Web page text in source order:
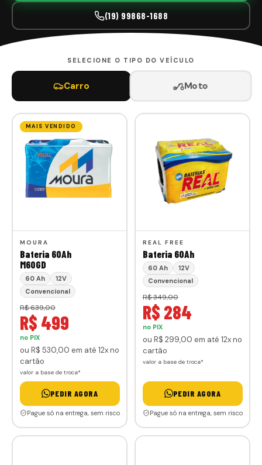
(19) 99868-1688
SELECIONE O TIPO DO VEÍCULO
Carro Moto
MAIS VENDIDO
MOURA
Bateria 60Ah
M60GD
60 Ah
12V
Convencional
R$ 639,00
R$ 499
no PIX
ou R$ 530,00 em até 12x no
cartão
valor a base de troca*
PEDIR AGORA
Pague só na entrega, sem risco
REAL FREE
Bateria 60Ah
60 Ah
12V
Convencional
R$ 349,00
R$ 284
no PIX
ou R$ 299,00 em até 12x no
cartão
valor a base de troca*
PEDIR AGORA
Pague só na entrega, sem risco